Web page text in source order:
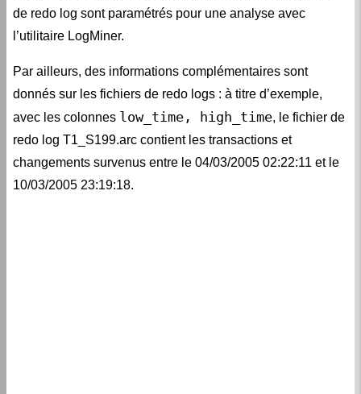
de redo log sont paramétrés pour une analyse avec
l’utilitaire LogMiner.
Par ailleurs, des informations complémentaires sont
donnés sur les fichiers de redo logs : à titre d’exemple,
avec les colonnes low_time, high_time, le fichier de
redo log T1_S199.arc contient les transactions et
changements survenus entre le 04/03/2005 02:22:11 et le
10/03/2005 23:19:18.